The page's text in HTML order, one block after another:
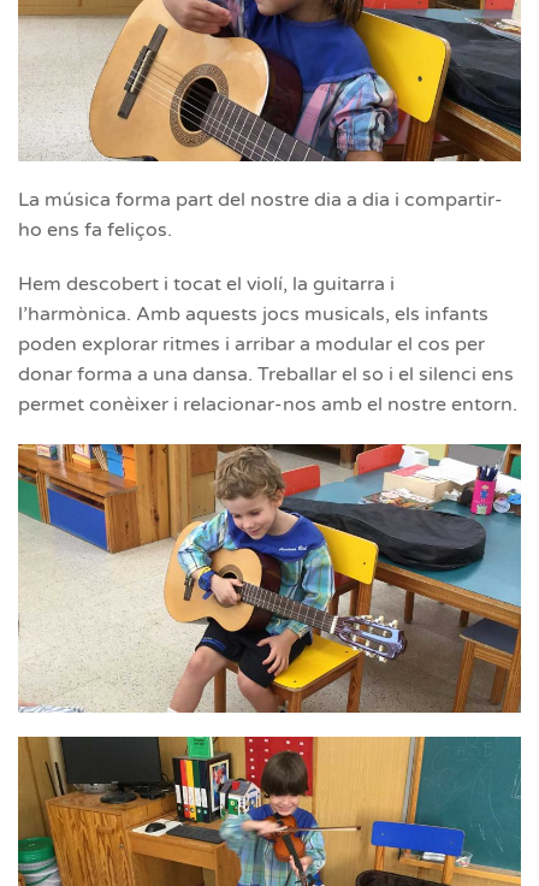
La música forma part del nostre dia a dia i compartir-
ho ens fa feliços.
Hem descobert i tocat el violí, la guitarra i
l’harmònica. Amb aquests jocs musicals, els infants
poden explorar ritmes i arribar a modular el cos per
donar forma a una dansa. Treballar el so i el silenci ens
permet conèixer i relacionar-nos amb el nostre entorn.